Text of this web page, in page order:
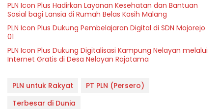
PLN Icon Plus Hadirkan Layanan Kesehatan dan Bantuan
Sosial bagi Lansia di Rumah Belas Kasih Malang
PLN Icon Plus Dukung Pembelajaran Digital di SDN Mojorejo
01
PLN Icon Plus Dukung Digitalisasi Kampung Nelayan melalui
Internet Gratis di Desa Nelayan Rajatama
PLN untuk Rakyat
PT PLN (Persero)
Terbesar di Dunia